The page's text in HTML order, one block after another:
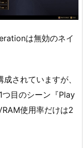
は無効のネイ
されていますが、
目のシーン『Play
使用率だけは2